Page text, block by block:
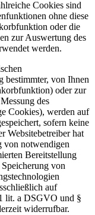
Cookies sind
ohne diese
oder die
zur Auswertung des
werden.
bestimmter, von Ihnen
oder zur
des
Cookies), werden auf
sofern keine
Websitebetreiber hat
von notwendigen
Bereitstellung
von
auf
lit. a DSGVO und §
widerrufbar.